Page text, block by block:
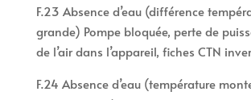
F.23 Absence d’eau (différence
grande) Pompe bloquée, perte de
de l’air dans l’appareil, fiches CTN
F.24 Absence d’eau (température